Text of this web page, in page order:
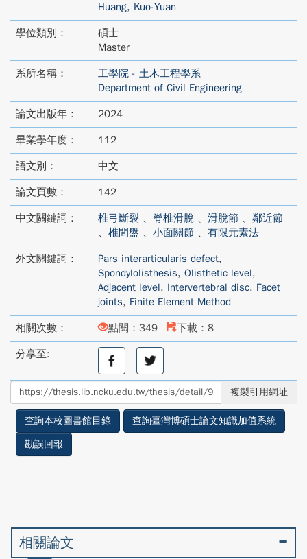
Huang, Kuo-Yuan
學位類別：
碩士
Master
系所名稱：
工學院 - 土木工程學系
Department of Civil Engineering
論文出版年： 2024
畢業學年度： 112
語文別： 中文
論文頁數： 142
中文關鍵詞： 椎弓斷裂 、 脊椎滑脫 、 滑脫節 、 鄰近節
、 椎間盤 、 小面關節 、 有限元素法
外文關鍵詞： Pars interarticularis defect,
Spondylolisthesis, Olisthetic level,
Adjacent level, Intervertebral disc, Facet
joints, Finite Element Method
相關次數： 點閱：349 下載：8
分享至:
分
至
facebook
分
享
至
twitter
複製引用網址
查詢本校圖書館目錄
查詢臺灣博碩士論文知識加值系統
勘誤回報
相關論文